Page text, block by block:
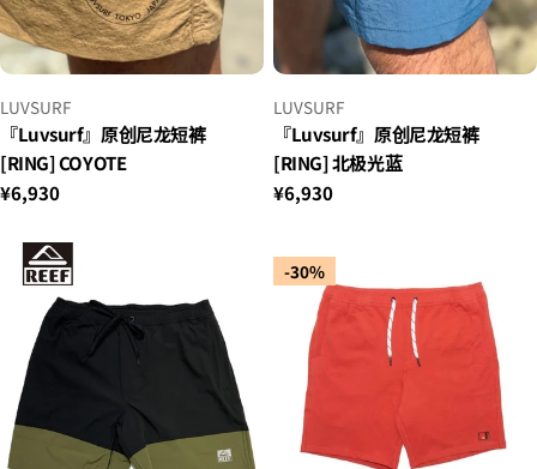
小
贩：
LUVSURF
『Luvsurf』原创尼龙短裤
[RING] COYOTE
正
¥6,930
小
贩：
LUVSURF
『Luvsurf』原创尼龙短裤
[RING] 北极光蓝
正
格
¥6,930
-30%